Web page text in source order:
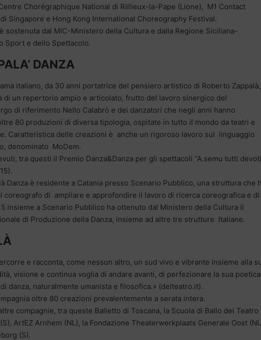
Chorégraphique National di Rillieux-la-Pape (Lione), M1 Contact
Singapore e Hong Kong International Choreography Festival.
sostenuta dal MIC-Ministero della Cultura e dalla Regione Siciliana-
Sport e dello Spettacolo.
DANZA
italiano, da 30 anni portatrice del pensiero artistico di Roberto Zappalà,
di un repertorio ampio e articolato, frutto del lavoro sinergico del
di riferimento Nello Calabrò e dei danzatori che negli anni hanno
80 produzioni di diversa tipologia, ospitate in tutto il mondo da teatri e
Caratteristica delle creazioni è anche un rigoroso lavoro sul linguaggio
denominato MoDem.
tra questi il Premio Danza&Danza per gli spettacoli “A.semu tutti devoti
Danza è residente a Catania presso Scenario Pubblico, una struttura che
coreografo di ampliare e approfondire il lavoro di ricerca coreografica e di
insieme a Scenario Pubblico ha ottenuto dal Ministero della Cultura il
di Produzione della Danza, insieme ad altre tre strutture Italiane.
e racconta, come nessun altro, un sud vivo e vibrante insieme alla
visione e continua voglia di andare avanti, di perfezionare la sua
danza, naturalmente umanista e filosofica.» (delteatro.it).
oltre 80 creazioni prevalentemente a serata intera.
compagnie, tra queste Balletto di Toscana, la Scuola di Ballo del Teatro
ArtEZ Arnhem (NL), la Fondazione Theaterwerkplaats Generale Oost
(S).